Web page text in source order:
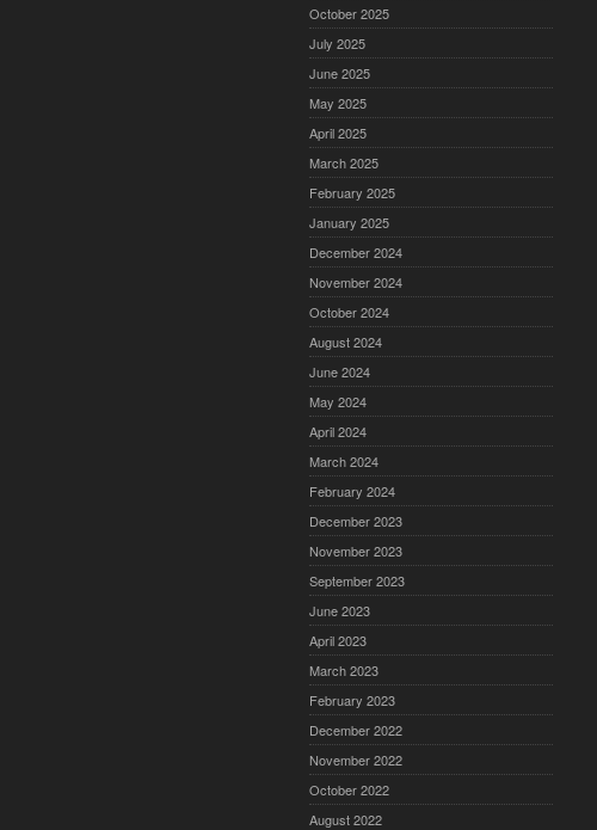
October 2025
July 2025
June 2025
May 2025
April 2025
March 2025
February 2025
January 2025
December 2024
November 2024
October 2024
August 2024
June 2024
May 2024
April 2024
March 2024
February 2024
December 2023
November 2023
September 2023
June 2023
April 2023
March 2023
February 2023
December 2022
November 2022
October 2022
August 2022